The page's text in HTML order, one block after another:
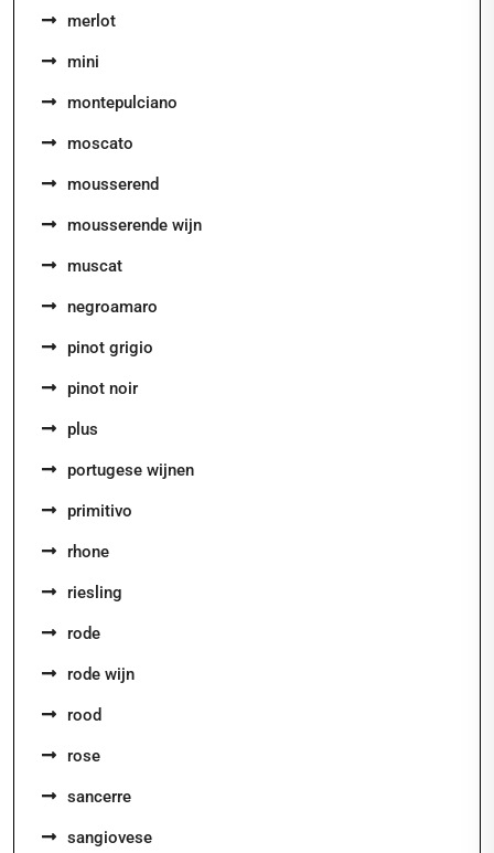
merlot
mini
montepulciano
moscato
mousserend
mousserende wijn
muscat
negroamaro
pinot grigio
pinot noir
plus
portugese wijnen
primitivo
rhone
riesling
rode
rode wijn
rood
rose
sancerre
sangiovese